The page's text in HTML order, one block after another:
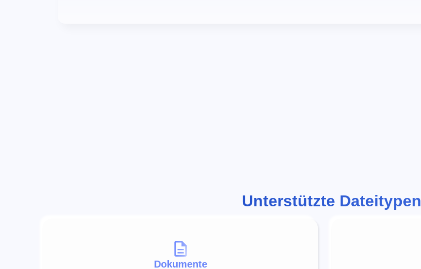
Unterstützte Dateitypen
Dokumente